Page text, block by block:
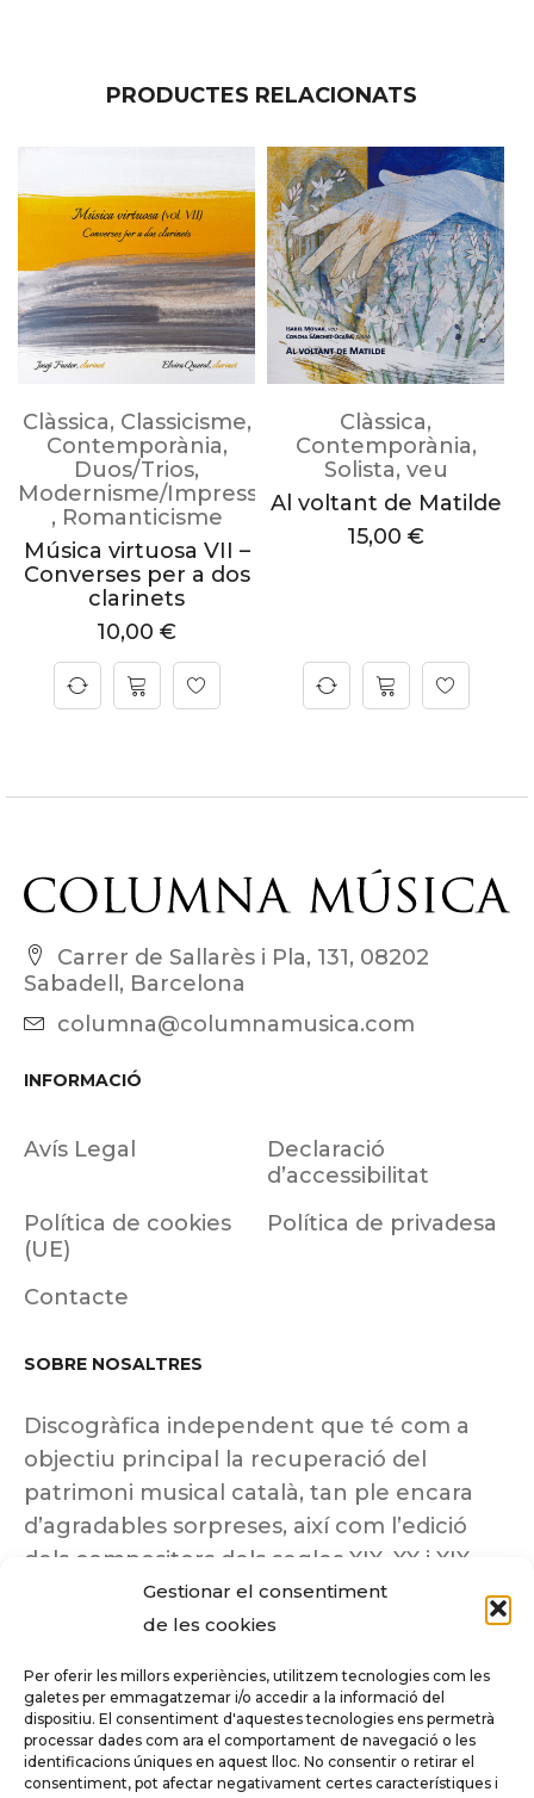
Gestionar el consentiment
de les cookies
Per oferir les millors experiències, utilitzem tecnologies com les
galetes per emmagatzemar i/o accedir a la informació del
dispositiu. El consentiment d'aquestes tecnologies ens permetrà
processar dades com ara el comportament de navegació o les
identificacions úniques en aquest lloc. No consentir o retirar el
consentiment, pot afectar negativament certes característiques i
PRODUCTES RELACIONATS
Clàssica, Classicisme,
Contemporània,
Duos/Trios,
Modernisme/Impressionisme
, Romanticisme
Música virtuosa VII –
Converses per a dos
clarinets
10,00 €
Clàssica,
Contemporània,
Solista, veu
Al voltant de Matilde
15,00 €
Carrer de Sallarès i Pla, 131, 08202
Sabadell, Barcelona
columna@columnamusica.com
INFORMACIÓ
Avís Legal
Declaració
d’accessibilitat
Política de cookies
(UE)
Política de privadesa
Contacte
SOBRE NOSALTRES
Discogràfica independent que té com a
objectiu principal la recuperació del
patrimoni musical català, tan ple encara
d’agradables sorpreses, així com l’edició
dels compositors dels segles XIX, XX i XIX
insuficientment coneguts.
Tots els drets reservats a ©Columna
Música.